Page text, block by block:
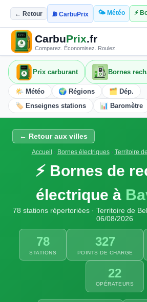
← Retour ⛽ CarbuPrix 🌤️ Météo ⚡
CarbuPrix.fr
Comparez. Économisez. Roulez.
Prix carburant Bornes
🌤️ Météo 🌍 Régions
🗂️ Dép.
🏷️ Enseignes stations
📊 Baromètre
← Retour aux villes
Accueil › Bornes électriques› Territoire
⚡ Bornes de
électrique à
78 stations répertoriées · Territoire de
06/08/2026
78
STATIONS
327
POINTS DE CHARGE
22
OPÉRATEURS